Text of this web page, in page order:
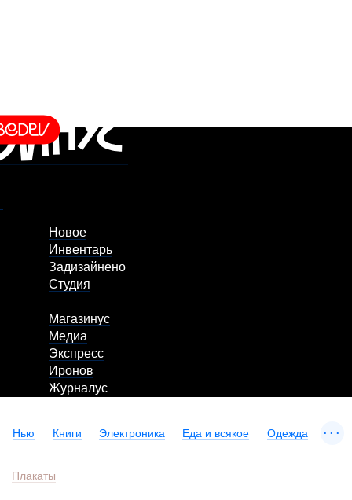
Новое
Инвентарь
Задизайнено
Студия
Магазинус
Медиа
Экспресс
Иронов
Журналус
Нью Книги Электроника Еда и всякое Одежда ...
Плакаты